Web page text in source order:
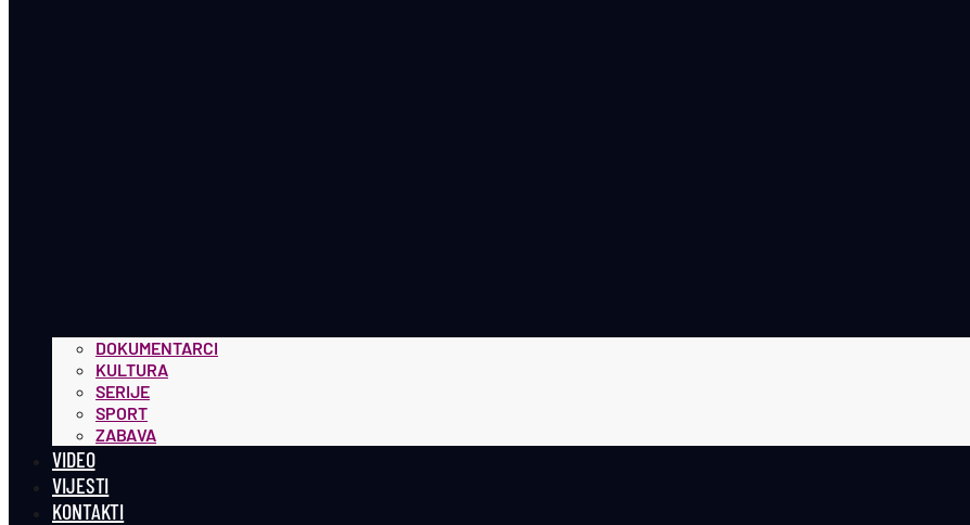
DOKUMENTARCI
KULTURA
SERIJE
SPORT
ZABAVA
VIDEO
VIJESTI
KONTAKTI